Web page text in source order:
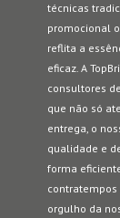
técnicas
promocional
reflita a
eficaz. A
consultores
que não só
entrega, o
qualidade e
forma
contratempos
orgulho da